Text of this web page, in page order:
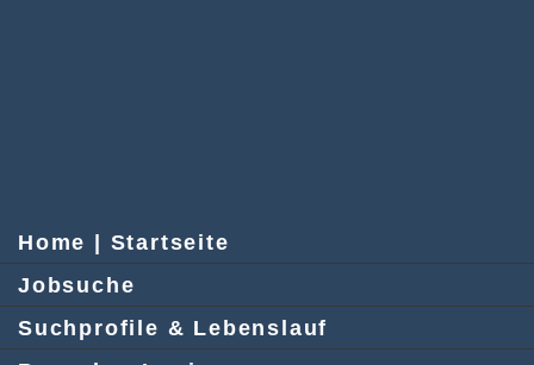
Home | Startseite
Jobsuche
Suchprofile & Lebenslauf